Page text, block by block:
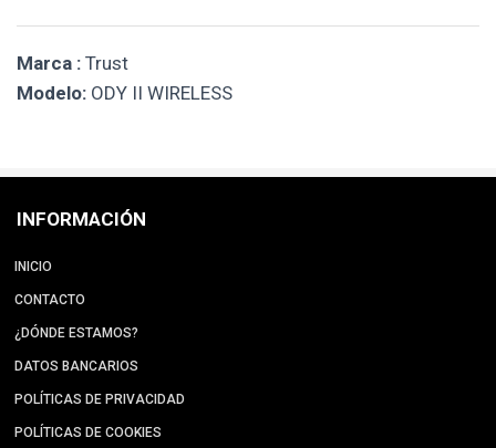
Marca : Trust
Modelo: ODY II WIRELESS
INFORMACIÓN
INICIO
CONTACTO
¿DÓNDE ESTAMOS?
DATOS BANCARIOS
POLÍTICAS DE PRIVACIDAD
POLÍTICAS DE COOKIES